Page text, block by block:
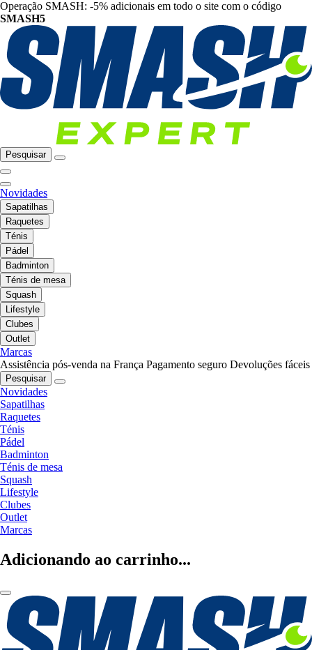
Operação SMASH: -5% adicionais em todo o site com o código
SMASH5
Pesquisar
Novidades
Sapatilhas
Raquetes
Ténis
Pádel
Badminton
Ténis de mesa
Squash
Lifestyle
Clubes
Outlet
Marcas
Assistência pós-venda na França Pagamento seguro Devoluções fáceis
Pesquisar
Novidades
Sapatilhas
Raquetes
Ténis
Pádel
Badminton
Ténis de mesa
Squash
Lifestyle
Clubes
Outlet
Marcas
Adicionando ao carrinho...